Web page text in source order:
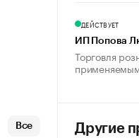
Все
ДЕЙСТВУЕТ
ИП Попова
Торговля
Другие